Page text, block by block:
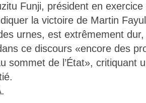
Funji, président en
la victoire de Martin
urnes, est extrêmement
ce discours «encore des
sommet de l’État», critiquant